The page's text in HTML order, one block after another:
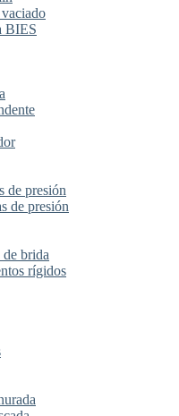
BIES
de presión
de presión
de brida
rígidos